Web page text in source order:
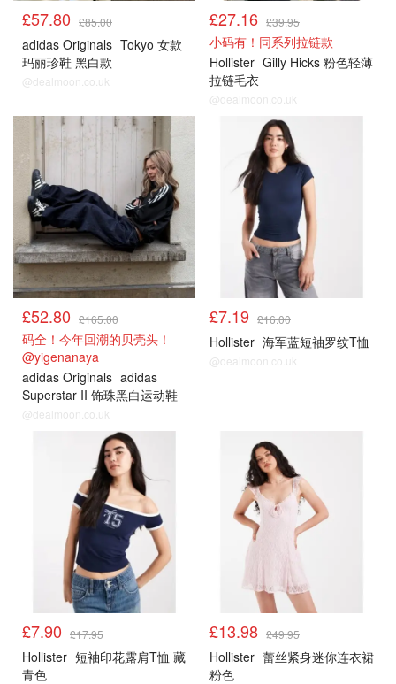
£57.80 £85.00
adidas Originals Tokyo 女款
玛丽珍鞋 黑白款
@dealmoon.co.uk
£27.16 £39.95
小码有！同系列拉链款
Hollister Gilly Hicks 粉色轻薄
拉链毛衣
@dealmoon.co.uk
£52.80 £165.00
码全！今年回潮的贝壳头！
@yigenanaya
adidas Originals adidas
Superstar II 饰珠黑白运动鞋
@dealmoon.co.uk
£7.19 £16.00
Hollister 海军蓝短袖罗纹T恤
@dealmoon.co.uk
£7.90 £17.95
Hollister 短袖印花露肩T恤 藏
青色
£13.98 £49.95
Hollister 蕾丝紧身迷你连衣裙
粉色